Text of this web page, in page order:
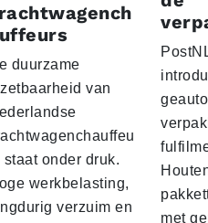
duurzame
van
staat onder druk.
werkbelasting,
verzuim en
met